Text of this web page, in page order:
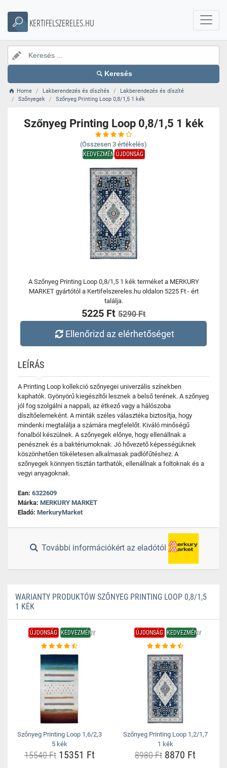
KERTIFELSZERELES.HU
Keresés
Home Lakberendezés és díszítés
Lakberendezés és díszíté
Szőnyegek
Szőnyeg Printing Loop 0,8/1,5 1 kék
Szőnyeg Printing Loop 0,8/1,5 1 kék
(Összesen 3 értékelés)
KEDVEZMÉNYÚJDONSÁG
A Szőnyeg Printing Loop 0,8/1,5 1 kék terméket a MERKURY
MARKET gyártótól a Kertifelszereles.hu oldalon 5225 Ft - ért
találja.
5225 Ft 5290 Ft
Ellenőrizd az elérhetőséget
LEÍRÁS
A Printing Loop kollekció szőnyegei univerzális színekben
kaphatók. Gyönyörű kiegészítői lesznek a belső terének. A szőnyeg
jól fog szolgálni a nappali, az étkező vagy a hálószoba
díszítőelemeként. A minták széles választéka biztosítja, hogy
mindenki megtalálja a számára megfelelőt. Kiváló minőségű
fonalból készülnek. A szőnyegek előnye, hogy ellenállnak a
penésznek és a baktériumoknak. Jó hővezető képességüknek
köszönhetően tökéletesen alkalmasak padlófűtéshez. A
szőnyegek könnyen tisztán tarthatók, ellenállnak a foltoknak és a
vegyi anyagoknak.
Ean: 6322609
Márka: MERKURY MARKET
Eladó: MerkuryMarket
További információkért az eladótól
WARIANTY PRODUKTÓW SZŐNYEG PRINTING LOOP 0,8/1,5
1 KÉK
ÚJDONSÁG KEDVEZMÉNY
Szőnyeg Printing Loop 1,6/2,3
5 kék
15540 Ft15351 Ft
ÚJDONSÁG KEDVEZMÉNY
Szőnyeg Printing Loop 1,2/1,7
1 kék
8980 Ft 8870 Ft